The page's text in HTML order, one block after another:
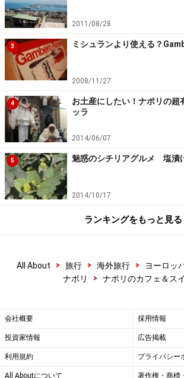
観光客はもちろんのこと、地元ナポリ
わっている大人気店です。
近くにある工房から、随時出されるで
リアテッラ」や「ババッ」は、店頭販
りもできますが、できたてならその場
るのがナポリ流です！
＜DATA＞
■Mary
住所：Via Toledo, 66
TEL：081-402-218
営業時間：8:00～20:00過ぎまで
定休日：月、不定休あり
アクセス：ウンベルトI世のガッレリア
ローマ法王も御用達スパッ
店 スカトゥルッキオ
2011/08/28
3 ミシュランより使える？
2008/11/27
4
お土産にしたい！ナポリの超
ッラ
2014/06/07
5 魅惑のシチリアグルメ 塩漬
2014/10/17
ランキングをもっと見る
All About > 旅行 > 海外旅行 > ヨーロッ
ナポリ
> ナポリのカフェ＆ス
会社概要 採用情報
投資家情報 広告掲載
利用規約 プライバシー
All Aboutについて 著作権・商標